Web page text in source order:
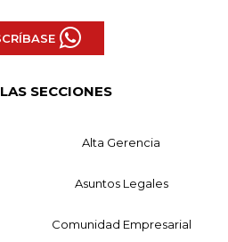
SECCIONES
Alta Gerencia
Asuntos Legales
Comunidad Empresarial